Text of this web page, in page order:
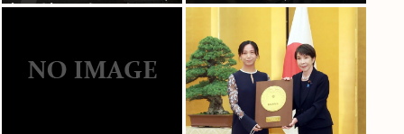
なってもいい？」⇒！